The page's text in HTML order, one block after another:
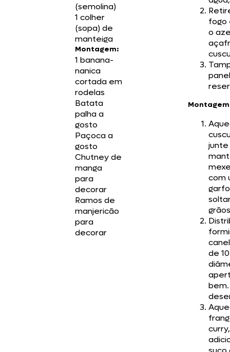
(semolina)
1 colher
(sopa) de
manteiga
Montagem:
1 banana-
nanica
cortada em
rodelas
Batata
palha a
gosto
Paçoca a
gosto
Chutney de
manga
para
decorar
Ramos de
manjericão
para
decorar
fogo
o
junte
com
de
curry,